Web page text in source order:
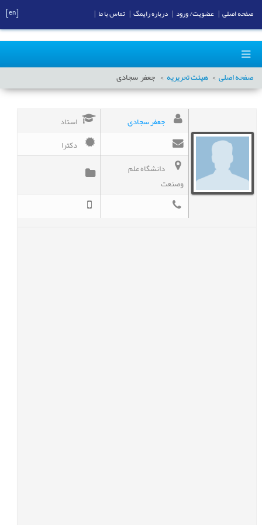
صفحه اصلی هیئت تحریریه جعفرسجادی
جعفر سجادی
استاد
دکترا
دانشگاه علم
وصنعت
صفحه اصلی عضویت/ ورود درباره رایمگ تماس با ما